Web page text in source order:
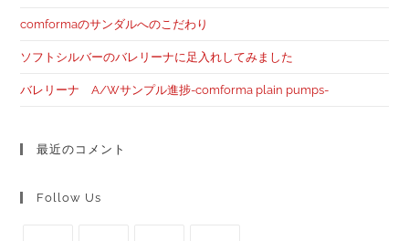
comformaのサンダルへのこだわり
ソフトシルバーのバレリーナに足入れしてみました
バレリーナ A/Wサンプル進捗-comforma plain pumps-
最近のコメント
Follow Us